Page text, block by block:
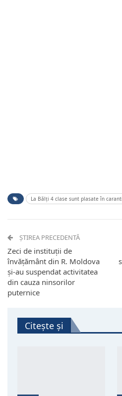
La Bălți 4 clase sunt plasate în
ȘTIREA PRECEDENTĂ
Zeci de instituții de
învățământ din R. Moldova
și-au suspendat activitatea
din cauza ninsorilor
puternice
Citește și